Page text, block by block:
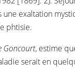
exaltation
phtisie.
Goncourt, estime
serait en